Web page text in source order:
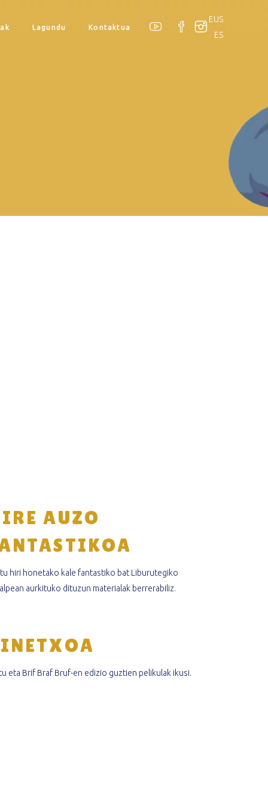
Lagundu Kontaktua
EUS
ES
AUZO
hiri honetako kale fantastiko bat Liburutegiko
aurkituko dituzun materialak berrerabiliz.
eta Brif Braf Bruf-en edizio guztien pelikulak ikusi.